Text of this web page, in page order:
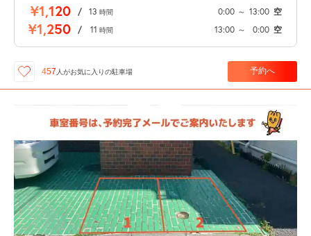
¥1,120 / 13 時間 0:00 ～ 13:00 空
¥1,250 / 11 時間 13:00 ～ 0:00 空
457 人がお気に入りの駐車場 予約へ